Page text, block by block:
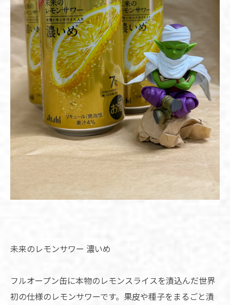
未来のレモンサワー 濃いめ
フルオープン缶に本物のレモンスライスを漬込んだ世界
初の仕様のレモンサワーです。果皮や種子をまるごと漬